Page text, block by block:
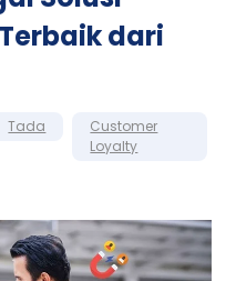
dari
Tada
Customer
Loyalty